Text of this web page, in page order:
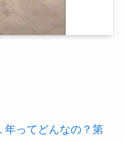
年ってどんなの？第